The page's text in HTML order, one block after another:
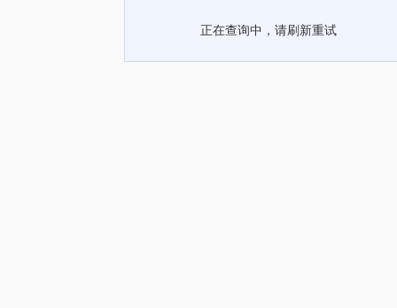
正在查询中，请刷新重试